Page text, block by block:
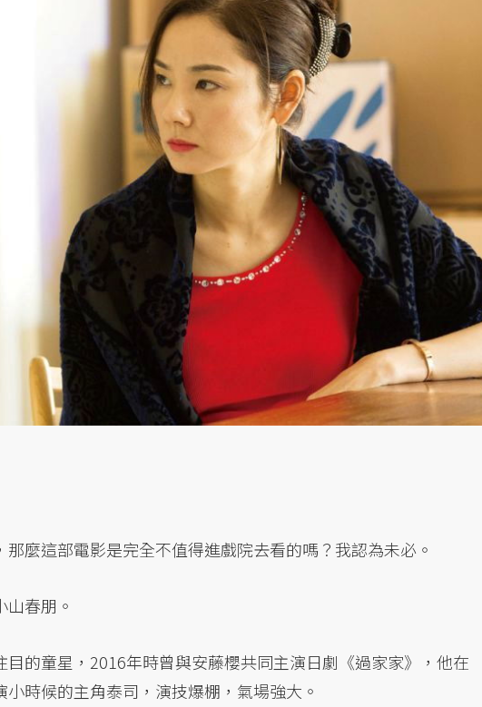
麼這部電影是完全不值得進戲院去看的嗎？我認為未必。
春朋。
的童星，2016年時曾與安藤櫻共同主演日劇《過家家》，他在
小時候的主角泰司，演技爆棚，氣場強大。